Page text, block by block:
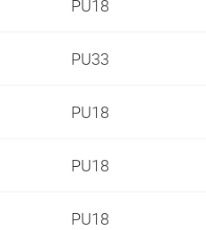
PU18
PU33
PU18
PU18
PU18